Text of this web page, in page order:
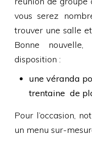
vous serez
trouver une salle
Bonne
disposition :
une véranda
trentaine de
Pour l’occasion,
un menu sur-